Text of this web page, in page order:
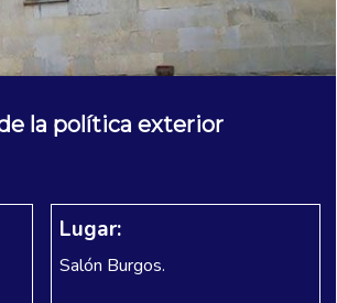
la política exterior
Lugar:
Salón Burgos.